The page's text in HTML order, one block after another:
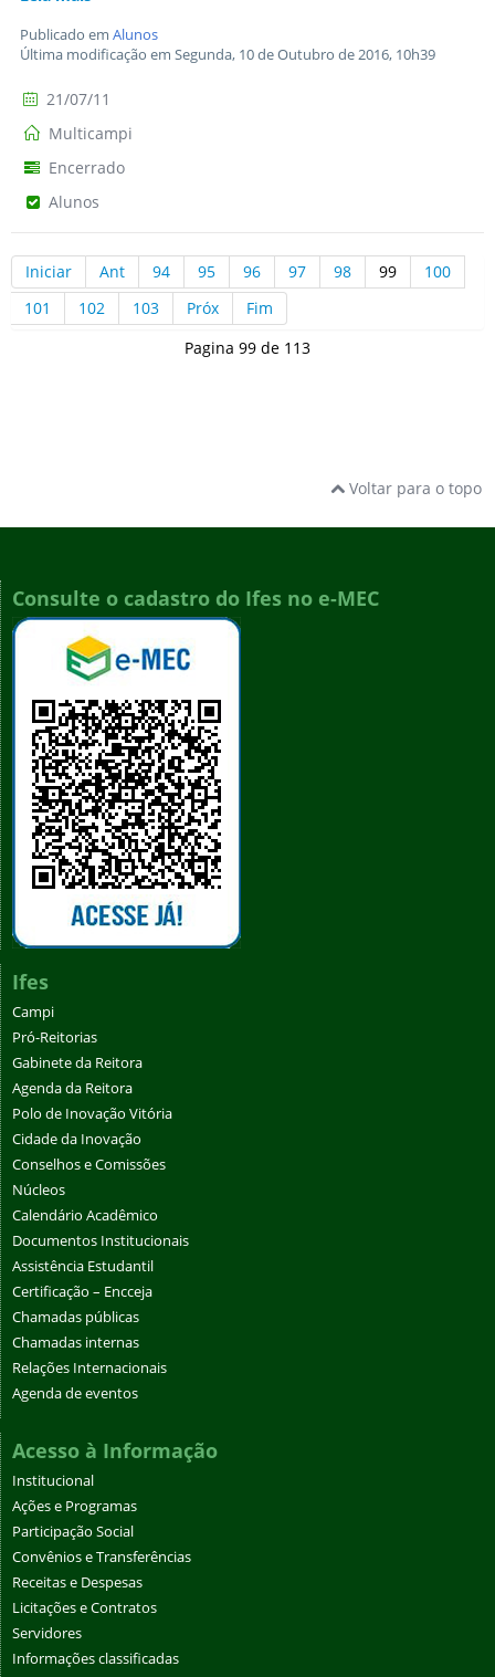
Publicado em Alunos
Última modificação em Segunda, 10 de Outubro de 2016, 10h39
21/07/11
Multicampi
Encerrado
Alunos
Iniciar Ant 94 95 96 97 98 99
100
101
102 103 Próx
Fim
Pagina 99 de 113
Voltar para o topo
Consulte o cadastro do Ifes no e-MEC
Ifes
Campi
Pró-Reitorias
Gabinete da Reitora
Agenda da Reitora
Polo de Inovação Vitória
Cidade da Inovação
Conselhos e Comissões
Núcleos
Calendário Acadêmico
Documentos Institucionais
Assistência Estudantil
Certificação – Encceja
Chamadas públicas
Chamadas internas
Relações Internacionais
Agenda de eventos
Acesso à Informação
Institucional
Ações e Programas
Participação Social
Convênios e Transferências
Receitas e Despesas
Licitações e Contratos
Servidores
Informações classificadas